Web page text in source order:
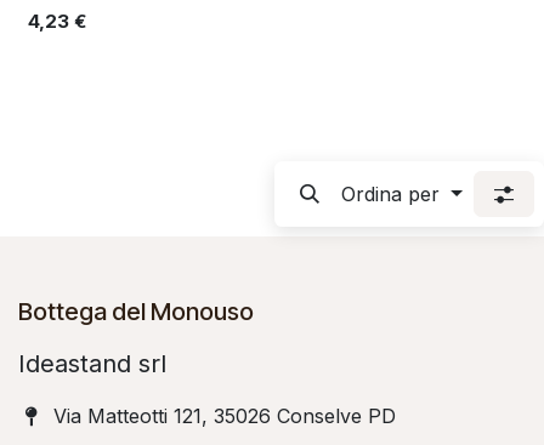
4,23 €
Ordina per
Bottega del Monouso
Ideastand srl
Via Matteotti 121, 35026 Conselve PD